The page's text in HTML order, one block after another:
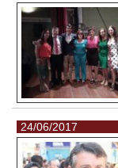
24/06/2017